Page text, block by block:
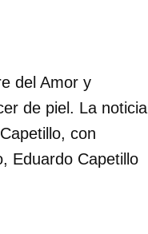
del Amor y
de piel. La noticia
con
Eduardo Capetillo